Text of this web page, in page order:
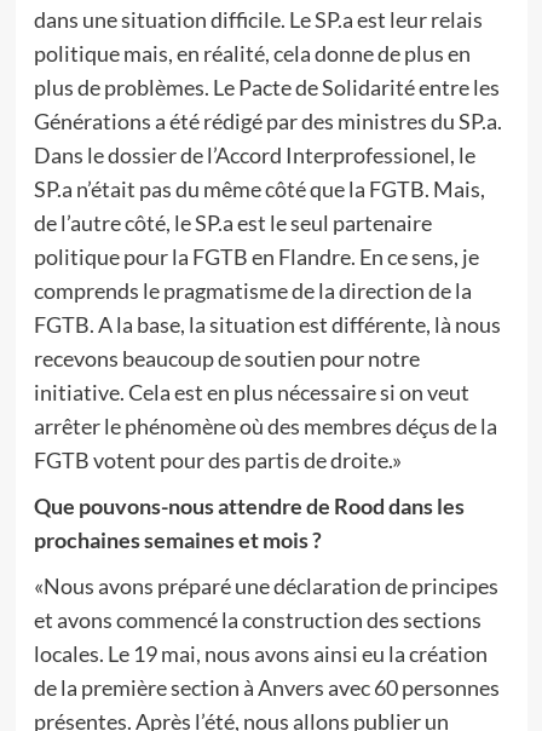
dans une situation difficile. Le SP.a est leur relais
politique mais, en réalité, cela donne de plus en
plus de problèmes. Le Pacte de Solidarité entre les
Générations a été rédigé par des ministres du SP.a.
Dans le dossier de l’Accord Interprofessionel, le
SP.a n’était pas du même côté que la FGTB. Mais,
de l’autre côté, le SP.a est le seul partenaire
politique pour la FGTB en Flandre. En ce sens, je
comprends le pragmatisme de la direction de la
FGTB. A la base, la situation est différente, là nous
recevons beaucoup de soutien pour notre
initiative. Cela est en plus nécessaire si on veut
arrêter le phénomène où des membres déçus de la
FGTB votent pour des partis de droite.»
Que pouvons-nous attendre de Rood dans les
prochaines semaines et mois ?
«Nous avons préparé une déclaration de principes
et avons commencé la construction des sections
locales. Le 19 mai, nous avons ainsi eu la création
de la première section à Anvers avec 60 personnes
présentes. Après l’été, nous allons publier un